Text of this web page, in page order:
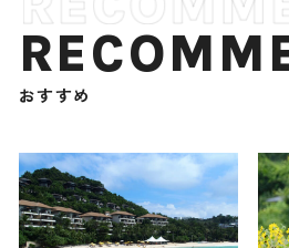
おすすめ